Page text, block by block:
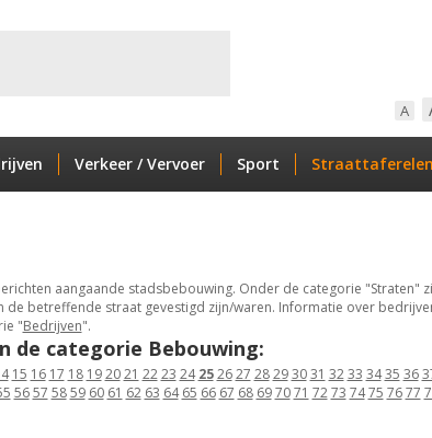
A
Verkeer / Vervoer Sport Straattaferelen
aangaande stadsbebouwing. Onder de categorie "Straten"
de betreffende straat gevestigd zijn/waren. Informatie over
"Bedrijven".
de categorie Bebouwing:
15 16 17 18 19 20 21 22 23 24 25 26 27 28 29 30 31 32 33 34 35 36
56 57 58 59 60 61 62 63 64 65 66 67 68 69 70 71 72 73 74 75 76 77